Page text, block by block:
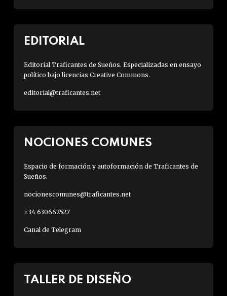
EDITORIAL
Editorial Traficantes de Sueños. Especializadas en ensayo
político bajo licencias Creative Commons.
editorial@traficantes.net
NOCIONES COMUNES
Espacio de formación y autoformación de Traficantes de
Sueños.
nocionescomunes@traficantes.net
+34 630662527
Canal de Telegram
TALLER DE DISEÑO